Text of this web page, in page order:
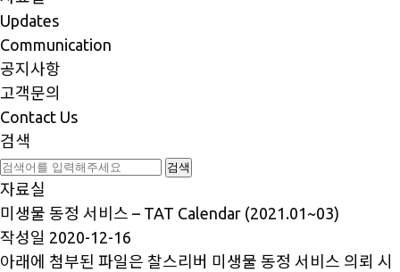
Updates
Communication
공지사항
고객문의
Contact Us
검색
자료실
미생물 동정 서비스 – TAT Calendar (2021.01~03)
작성일 2020-12-16
아래에 첨부된 파일은 찰스리버 미생물 동정 서비스 의뢰 시